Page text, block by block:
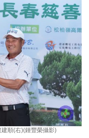
順(右)(鍾豐榮攝影)